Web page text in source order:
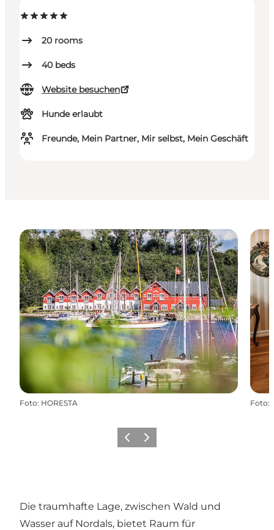
20 rooms
40 beds
Website besuchen
Hunde erlaubt
Freunde, Mein Partner, Mir selbst, Mein Geschäft
Foto: HORESTA Foto:
ZurückWeiter
Die traumhafte Lage, zwischen Wald und
Wasser auf Nordals, bietet Raum für